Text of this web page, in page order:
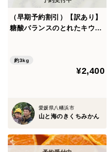
（早期予約割引）【訳あり】
糖酸バランスのとれたキウイ
約3kg
¥2,400
愛媛県八幡浜市
山と海のきくちみかん